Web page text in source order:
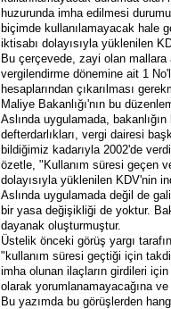
huzurunda imha edilmesi
biçimde kullanılamayacak hale
iktisabı dolayısıyla yüklenilen
Bu çerçevede, zayi olan
vergilendirme dönemine ait 1
hesaplarından çıkarılması
Maliye Bakanlığı'nın bu
Aslında uygulamada,
defterdarlıkları, vergi dairesi
bildiğimiz kadarıyla 2002'de
özetle, "Kullanım süresi geçen
dolayısıyla yüklenilen KDV'nin
Aslında uygulamada değil de
bir yasa değişikliği de yoktur.
dayanak oluşturmuştur.
Üstelik önceki görüş yargı
"kullanım süresi geçtiği için
imha olunan ilaçların girdileri
olarak yorumlanamayacağına
Bu yazımda bu görüşlerden